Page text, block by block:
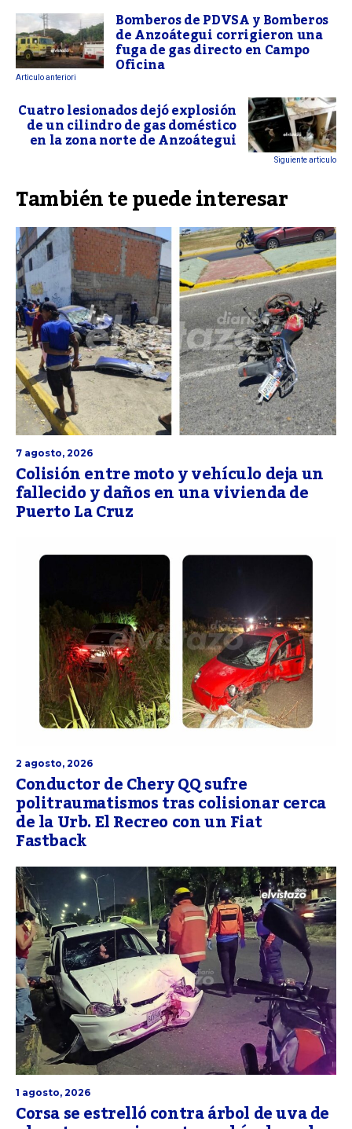
Bomberos de PDVSA y Bomberos
de Anzoátegui corrigieron una
fuga de gas directo en Campo
Oficina
Articulo anteriori
Cuatro lesionados dejó explosión
de un cilindro de gas doméstico
en la zona norte de Anzoátegui
Siguiente articulo
También te puede interesar
7 agosto, 2026
Colisión entre moto y vehículo deja un
fallecido y daños en una vivienda de
Puerto La Cruz
2 agosto, 2026
Conductor de Chery QQ sufre
politraumatismos tras colisionar cerca
de la Urb. El Recreo con un Fiat
Fastback
1 agosto, 2026
Corsa se estrelló contra árbol de uva de